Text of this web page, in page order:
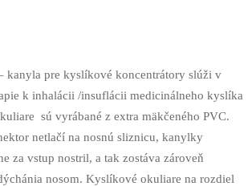
kanyla pre kyslíkové koncentrátory slúži v
k inhalácii /insuflácii medicinálneho kyslíka
sú vyrábané z extra mäkčeného PVC.
netlačí na nosnú sliznicu, kanylky
za vstup nostril, a tak zostáva zároveň
nosom. Kyslíkové okuliare na rozdiel